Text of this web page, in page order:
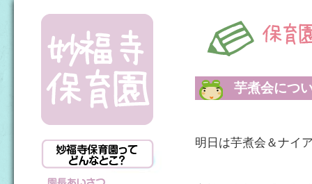
芋煮会につ
明日は芋煮会＆ナイ